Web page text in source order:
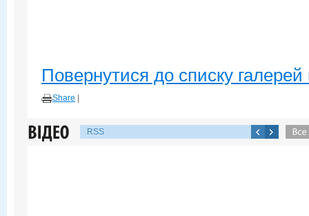
Повернутися до списку галерей
Share
RSS